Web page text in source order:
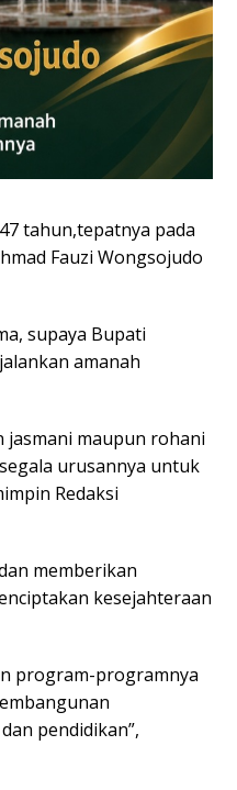
tahun,tepatnya pada
Fauzi Wongsojudo
supaya Bupati
amanah
jasmani maupun rohani
urusannya untuk
Redaksi
memberikan
kesejahteraan
program-programnya
pendidikan”,